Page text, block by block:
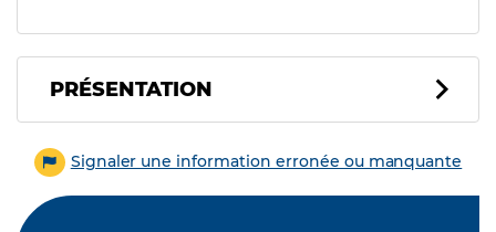
PRÉSENTATION
Signaler une information erronée ou manquante